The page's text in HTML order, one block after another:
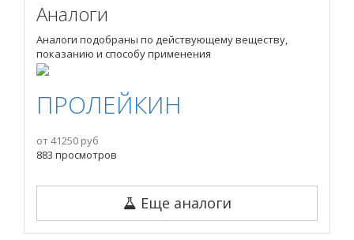
Аналоги
Аналоги подобраны по действующему веществу,
показанию и способу применения
ПРОЛЕЙКИН
от 41250 руб
883 просмотров
Еще аналоги